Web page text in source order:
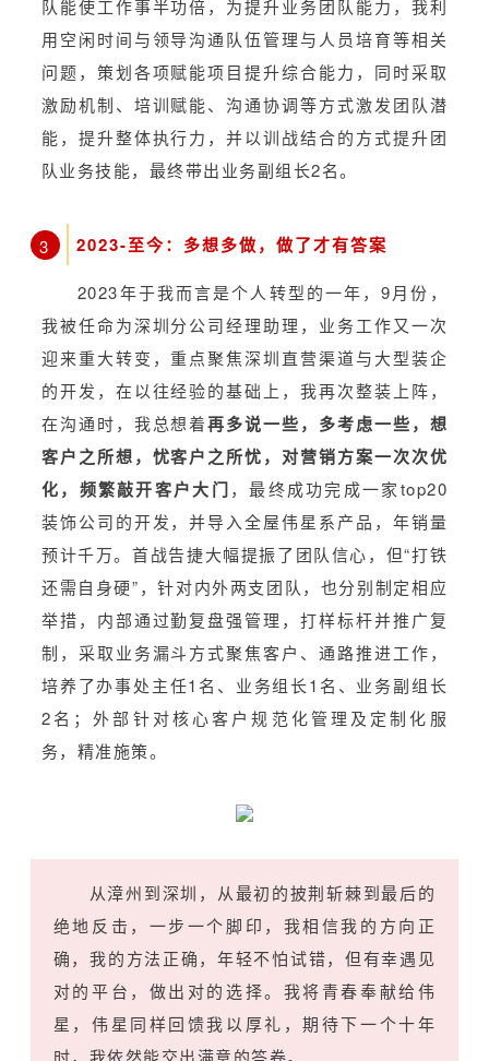
队能使工作事半功倍，为提升业务团队能力，我利
用空闲时间与领导沟通队伍管理与人员培育等相关
问题，策划各项赋能项目提升综合能力，同时采取
激励机制、培训赋能、沟通协调等方式激发团队潜
能，提升整体执行力，并以训战结合的方式提升团
队业务技能，最终带出业务副组长2名。
3 2023-至今：多想多做，做了才有答案
2023年于我而言是个人转型的一年，9月份，
我被任命为深圳分公司经理助理，业务工作又一次
迎来重大转变，重点聚焦深圳直营渠道与大型装企
的开发，在以往经验的基础上，我再次整装上阵，
在沟通时，我总想着再多说一些，多考虑一些，想
客户之所想，忧客户之所忧， 对营销方案一次次优
化，频繁敲开客户大门，最终成功完成一家top20
装饰公司的开发，并导入全屋伟星系产品，年销量
预计千万。首战告捷大幅提振了团队信心，但“打铁
还需自身硬”，针对内外两支团队，也分别制定相应
举措，内部通过勤复盘强管理，打样标杆并推广复
制，采取业务漏斗方式聚焦客户、通路推进工作，
培养了办事处主任1名、业务组长1名、业务副组长
2名；外部针对核心客户规范化管理及定制化服
务，精准施策。
从漳州到深圳，从最初的披荆斩棘到最后的
绝地反击，一步一个脚印，我相信我的方向正
确，我的方法正确，年轻不怕试错，但有幸遇见
对的平台，做出对的选择。我将青春奉献给伟
星，伟星同样回馈我以厚礼，期待下一个十年
时，我依然能交出满意的答卷。